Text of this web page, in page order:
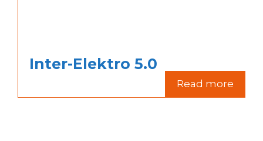
Inter-Elektro 5.0
Read more